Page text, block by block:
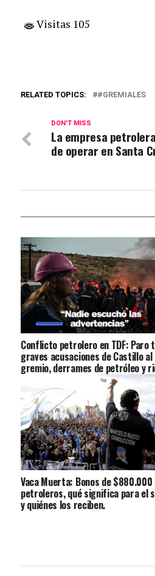
Visitas 105
RELATED TOPICS: #GREMIALES
DON'T MISS
La empresa
de operar en Santa
Conflicto petrolero en TDF: Paro
graves acusaciones de Castillo al
gremio, derrames de petróleo y
en el suministro de gas
Vaca Muerta: Bonos de
petroleros, qué significa para el
y quiénes los reciben.